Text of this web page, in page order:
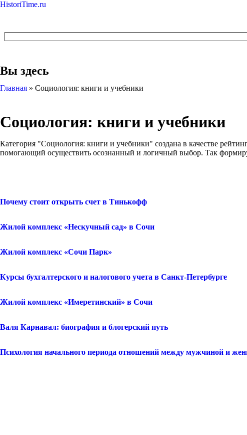
HistoriTime.ru
Вы здесь
Главная » Социология: книги и учебники
Социология: книги и учебники
Категория "Социология: книги и учебники" создана в качестве
помогающий осуществить осознанный и логичный выбор. Так
Почему стоит открыть счет в Тинькофф
Жилой комплекс «Нескучный сад» в Сочи
Жилой комплекс «Сочи Парк»
Курсы бухгалтерского и налогового учета в Санкт-Петербурге
Жилой комплекс «Имеретинский» в Сочи
Валя Карнавал: биография и блогерский путь
Психология начального периода отношений между мужчиной и